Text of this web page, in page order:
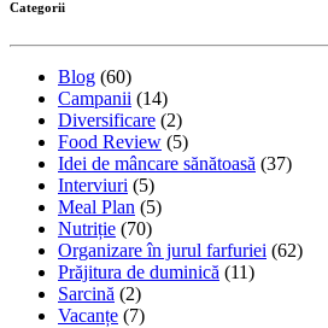
Categorii
Blog (60)
Campanii (14)
Diversificare (2)
Food Review (5)
Idei de mâncare sănătoasă (37)
Interviuri (5)
Meal Plan (5)
Nutriție (70)
Organizare în jurul farfuriei (62)
Prăjitura de duminică (11)
Sarcină (2)
Vacanțe (7)